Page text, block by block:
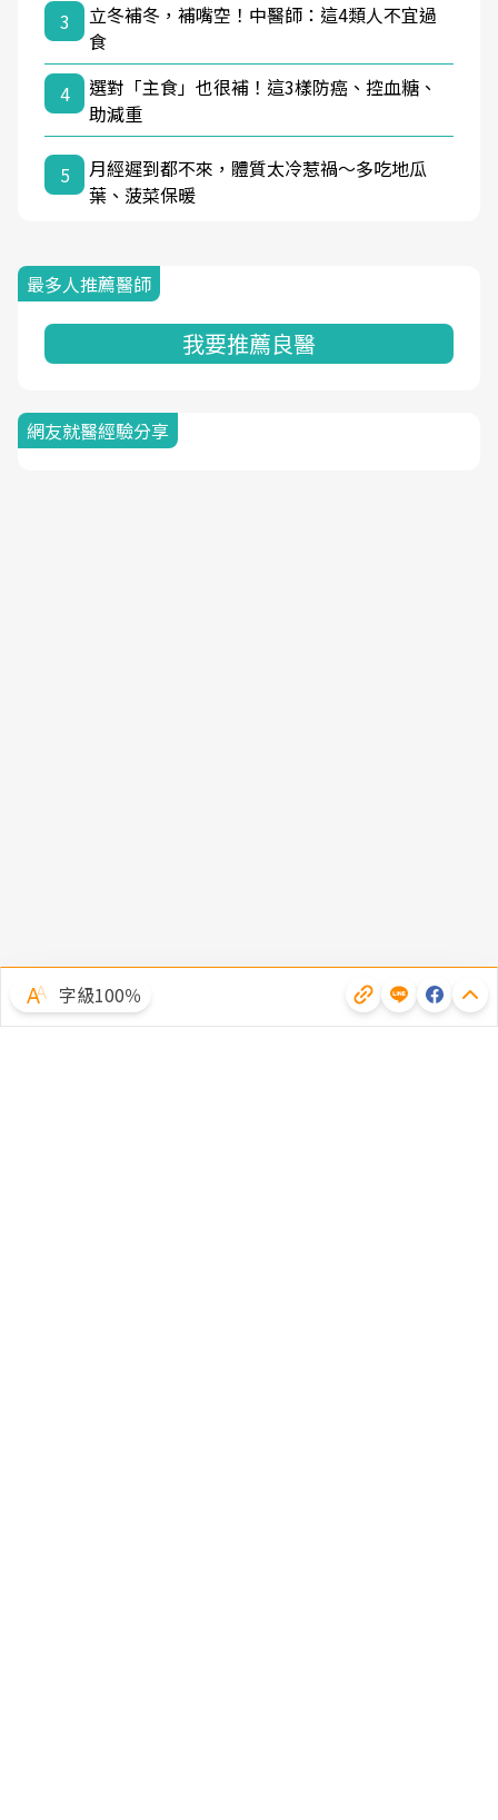
3
立冬補冬，補嘴空！中醫師：這4類人不宜過
食
4
選對「主食」也很補！這3樣防癌、控血糖、
助減重
5
月經遲到都不來，體質太冷惹禍〜多吃地瓜
葉、菠菜保暖
最多人推薦醫師
我要推薦良醫
網友就醫經驗分享
字級100％